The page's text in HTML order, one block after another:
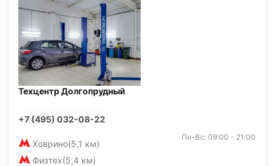
Техцентр Долгопрудный
+7 (495) 032-08-22
Ховрино(5,1 км)
Физтех(5,4 км)
Пн-Вс: 09:00 - 21:00